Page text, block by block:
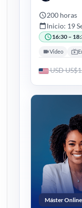
200 horas
Inicio: 19
16:30 –
Video
USD
Máster Online